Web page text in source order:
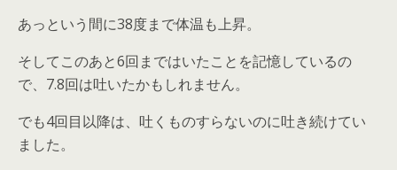
あっという間に38度まで体温も上昇。
そしてこのあと6回まではいたことを記憶しているの
で、7.8回は吐いたかもしれません。
でも4回目以降は、吐くものすらないのに吐き続けてい
ました。